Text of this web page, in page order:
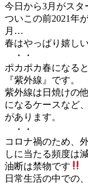
今日から3月がスタ
ついこの前2021年
月…
春はやっぱり嬉し
・・
ポカポカ春になる
『紫外線』です。
紫外線は日焼けの
になるケースなど
があります。
・・
コロナ禍のため、
しに当たる頻度は
油断は禁物です
日常生活の中での